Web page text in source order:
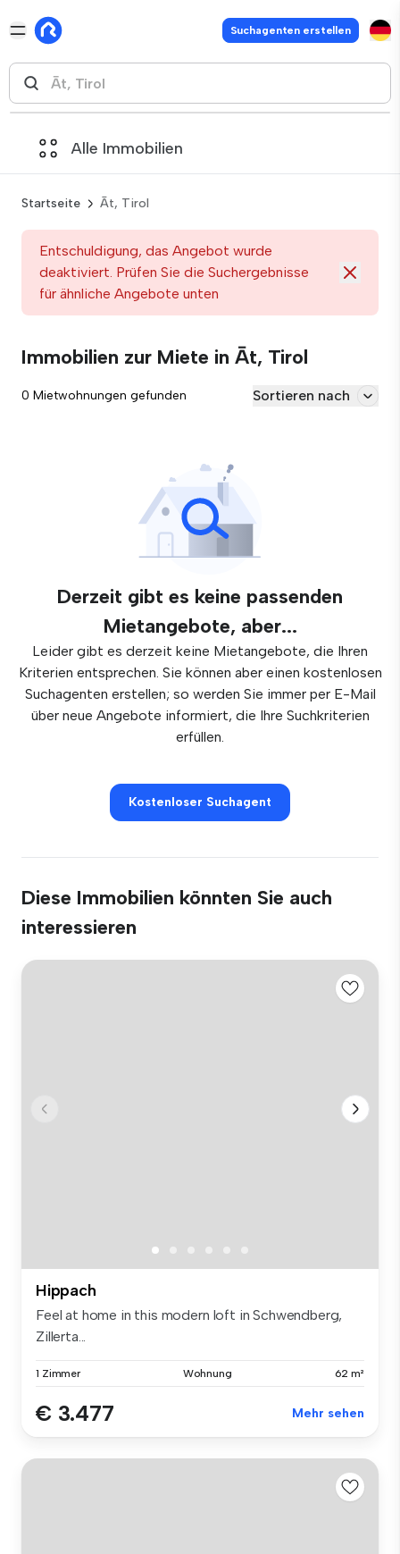
Suchagenten erstellen
Alle Immobilien
Startseite Āt, Tirol
Entschuldigung, das Angebot wurde
deaktiviert. Prüfen Sie die Suchergebnisse
für ähnliche Angebote unten
Immobilien zur Miete in Āt, Tirol
0 Mietwohnungen gefunden Sortieren nach
Derzeit gibt es keine passenden
Mietangebote, aber...
Leider gibt es derzeit keine Mietangebote, die Ihren
Kriterien entsprechen. Sie können aber einen kostenlosen
Suchagenten erstellen; so werden Sie immer per E-Mail
über neue Angebote informiert, die Ihre Suchkriterien
erfüllen.
Kostenloser Suchagent
Diese Immobilien könnten Sie auch
interessieren
Hippach
Feel at home in this modern loft in Schwendberg,
Zillerta...
1 Zimmer Wohnung 62 m²
€ 3.477 Mehr sehen